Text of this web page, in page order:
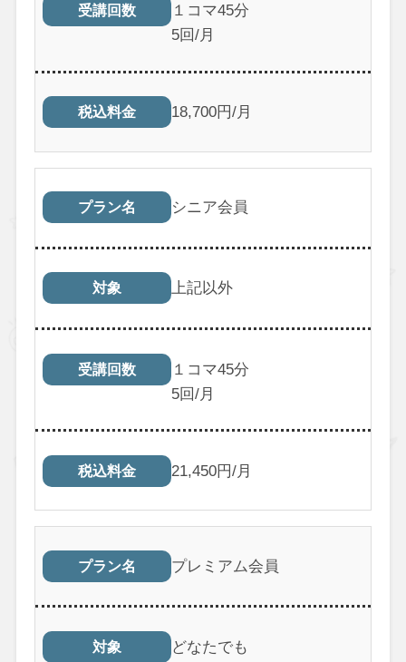
受講回数
１コマ45分
5回/月
税込料金 18,700円/月
プラン名 シニア会員
対象 上記以外
受講回数
１コマ45分
5回/月
税込料金 21,450円/月
プラン名 プレミアム会員
対象 どなたでも